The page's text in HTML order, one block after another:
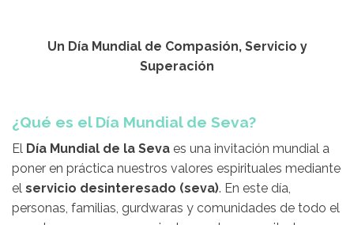
Un Día Mundial de Compasión, Servicio y
Superación
¿Qué es el Día Mundial de Seva?
El Día Mundial de la Seva es una invitación mundial a
poner en práctica nuestros valores espirituales mediante
el servicio desinteresado (seva). En este día,
personas, familias, gurdwaras y comunidades de todo el